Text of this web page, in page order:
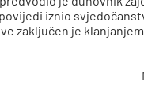
iznio
zaključen je